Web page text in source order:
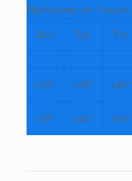
Πρόγνωση για 7 μέρες
Δευ
Τρι Τετ
+35° +39° +40°
+25° +24° +24°